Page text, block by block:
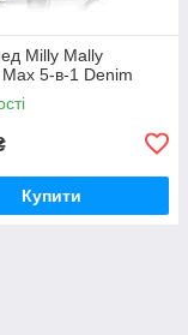
Milly Mally
5-в-1 Denim
Купити